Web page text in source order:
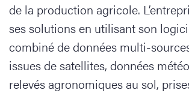
de la production agricole.
ses solutions en utilisant son
combiné de données multi-
issues de satellites, données
relevés agronomiques au sol,